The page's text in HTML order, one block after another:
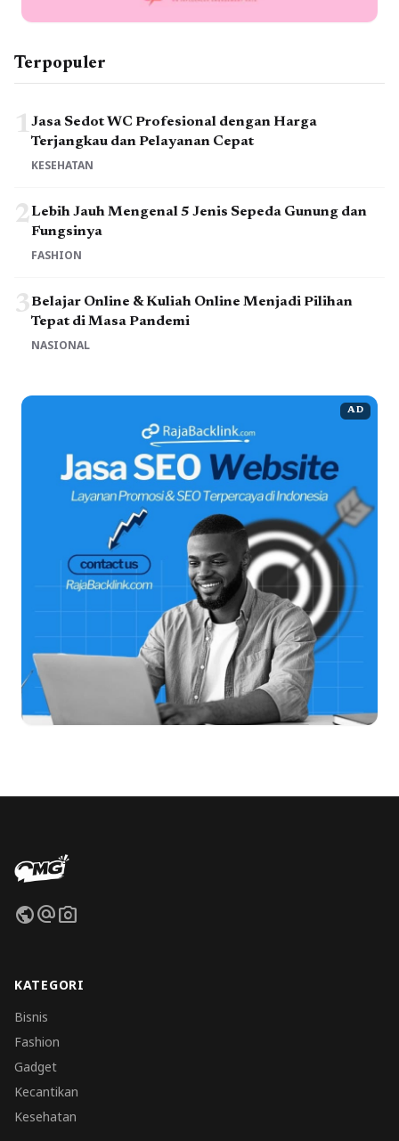
Terpopuler
1Jasa Sedot WC Profesional dengan Harga
Terjangkau dan Pelayanan Cepat
KESEHATAN
2Lebih Jauh Mengenal 5 Jenis Sepeda Gunung dan
Fungsinya
FASHION
3Belajar Online & Kuliah Online Menjadi Pilihan
Tepat di Masa Pandemi
NASIONAL
AD
publicalternate_emailphoto_camera
KATEGORI
Bisnis
Fashion
Gadget
Kecantikan
Kesehatan